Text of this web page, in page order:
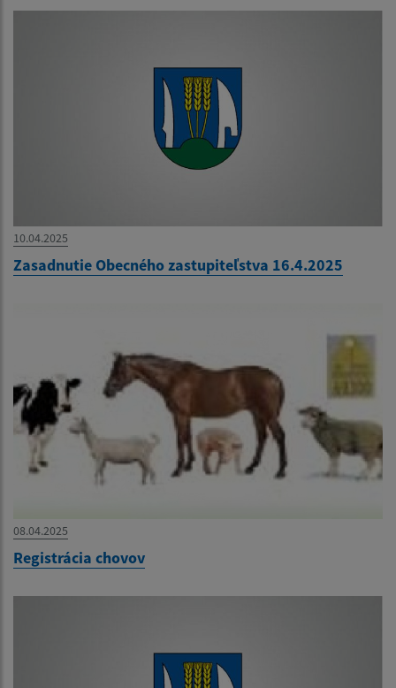
10.04.2025
Zasadnutie Obecného zastupiteľstva 16.4.2025
08.04.2025
Registrácia chovov